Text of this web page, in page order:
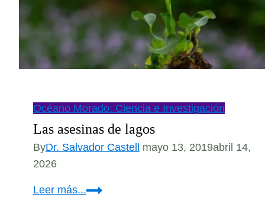
Océano Morado: Ciencia e Investigación
Las asesinas de lagos
ByDr. Salvador Castell mayo 13, 2019abril 14,
2026
Leer más...Las